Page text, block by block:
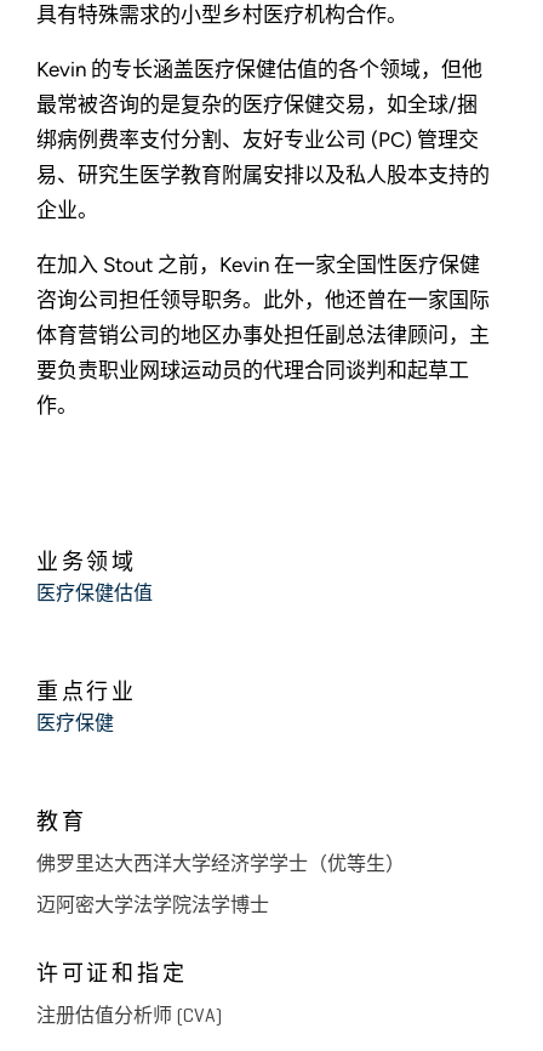
具有特殊需求的小型乡村医疗机构合作。
Kevin 的专长涵盖医疗保健估值的各个领域，但他
最常被咨询的是复杂的医疗保健交易，如全球/捆
绑病例费率支付分割、友好专业公司 (PC) 管理交
易、研究生医学教育附属安排以及私人股本支持的
企业。
在加入 Stout 之前，Kevin 在一家全国性医疗保健
咨询公司担任领导职务。此外，他还曾在一家国际
体育营销公司的地区办事处担任副总法律顾问，主
要负责职业网球运动员的代理合同谈判和起草工
作。
业务领域
医疗保健估值
重点行业
医疗保健
教育
佛罗里达大西洋大学经济学学士（优等生）
迈阿密大学法学院法学博士
许可证和指定
注册估值分析师 (CVA)